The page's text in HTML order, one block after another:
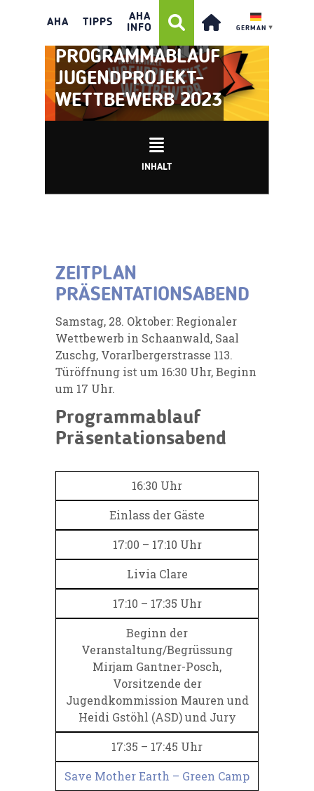
AHA TIPPS
AHA
INFO
GERMAN ▼
PROGRAMMABLAUF
JUGENDPROJEKT-
WETTBEWERB 2023
INHALT
ZEITPLAN
PRÄSENTATIONSABEND
Samstag, 28. Oktober: Regionaler
Wettbewerb in Schaanwald, Saal
Zuschg, Vorarlbergerstrasse 113.
Türöffnung ist um 16:30 Uhr, Beginn
um 17 Uhr.
Programmablauf
Präsentationsabend
16:30 Uhr
Einlass der Gäste
17:00 – 17:10 Uhr
Livia Clare
17:10 – 17:35 Uhr
Beginn der
Veranstaltung/Begrüssung
Mirjam Gantner-Posch,
Vorsitzende der
Jugendkommission Mauren und
Heidi Gstöhl (ASD) und Jury
17:35 – 17:45 Uhr
Save Mother Earth – Green Camp